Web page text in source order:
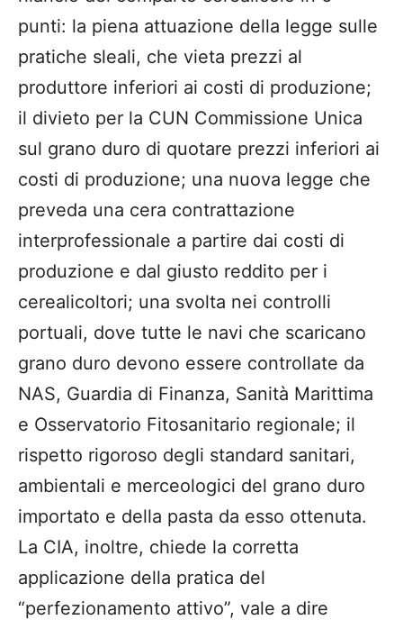
punti: la piena attuazione della legge sulle
pratiche sleali, che vieta prezzi al
produttore inferiori ai costi di produzione;
il divieto per la CUN Commissione Unica
sul grano duro di quotare prezzi inferiori ai
costi di produzione; una nuova legge che
preveda una cera contrattazione
interprofessionale a partire dai costi di
produzione e dal giusto reddito per i
cerealicoltori; una svolta nei controlli
portuali, dove tutte le navi che scaricano
grano duro devono essere controllate da
NAS, Guardia di Finanza, Sanità Marittima
e Osservatorio Fitosanitario regionale; il
rispetto rigoroso degli standard sanitari,
ambientali e merceologici del grano duro
importato e della pasta da esso ottenuta.
La CIA, inoltre, chiede la corretta
applicazione della pratica del
“perfezionamento attivo”, vale a dire